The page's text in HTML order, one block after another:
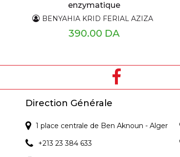
enzymatique
BENYAHIA KRID FERIAL AZIZA
390.00 DA
Direction Générale
1 place centrale de Ben Aknoun - Alger
+213 23 384 633